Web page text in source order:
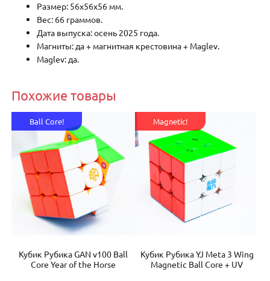
Размер: 56x56x56 мм.
Вес: 66 граммов.
Дата выпуска: осень 2025 года.
Магниты: да + магнитная крестовина + Maglev.
Maglev: да.
Похожие товары
Кубик Рубика GAN v100 Ball
Core Year of the Horse
Ball Core!
Кубик Рубика YJ Meta 3 Wing
Magnetic Ball Core + UV
Magnetic!